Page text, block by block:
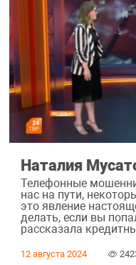
Наталия
Телефонные
нас на пути,
это явление
делать, если вы
рассказала
12 августа 2024